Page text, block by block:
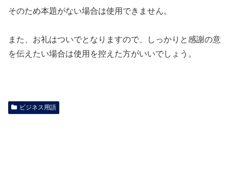
そのため本題がない場合は使用できません。
また、お礼はついでとなりますので、しっかりと感謝の意
を伝えたい場合は使用を控えた方がいいでしょう。
ビジネス用語